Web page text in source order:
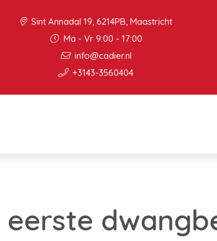
Sint Annadal 19, 6214PB, Maastricht
Ma - Vr 9:00 - 17:00
info@cadier.nl
+3143-3560404
eerste